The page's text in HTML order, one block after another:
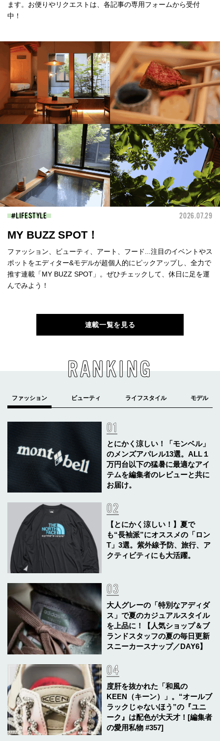
ます。お便りやリクエストは、各記事の専用フォームから受付
中！
LIFESTYLE 2026.07.29
MY BUZZ SPOT！
ファッション、ビューティ、アート、フード...注目のイベントやス
ポットをエディター&モデルが超個人的にピックアップし、全力で
推す連載「MY BUZZ SPOT」。ぜひチェックして、休日に足を運
んでみよう！
連載一覧を見る
RANKING
とにかく涼しい！「モンベル」
のメンズアパレル13選。ALL１
万円台以下の猛暑に最適なアイ
テムを編集者のレビューと共に
お届け。
【とにかく涼しい！】夏で
も“長袖派”にオススメの「ロン
T」3選。紫外線予防、旅行、ア
クティビティにも大活躍。
大人グレーの「特別なアディダ
ス」で夏のカジュアルスタイル
を上品に！【人気ショップ＆ブ
ランドスタッフの夏の毎日更新
スニーカースナップ／DAY6】
度肝を抜かれた「和風の
KEEN（キーン）」。“オールブ
ラックじゃないほう”の『ユニ
ーク』は配色が大天才！[編集者
の愛用私物 #357]